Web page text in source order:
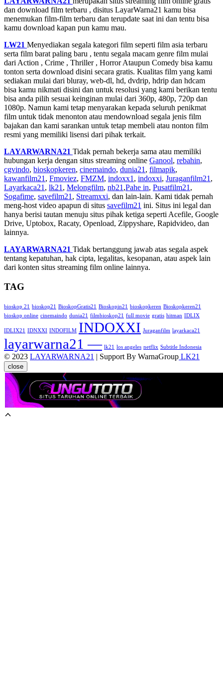
dan download film terbaru , disitus LayarWarna21 kamu bisa
menemukan film-film terbaru dan terupdate saat ini dan tentu bisa
kamu download kapan pun kamu mau.
LW21 Menyediakan segala kategori film seperti film asia terbaru
serta film barat paling baru , tentu segala macam genre film mulai
dari Action , Crime , Thriller , Horror Ataupun Comedy bisa kamu
tonton serta download disini secara gratis. Kualitas film yang kami
sediakan mulai dari bluray, web-dl, hd, dvdrip, hdrip dan hdcam
bisa kamu nikmati disini dan untuk resolusi yang kami berikan tentu
bisa anda pilih sesuai keinginan mulai dari 360p, 480p, 720p dan
1080p. Namun kami tetap menyarakan kepada seluruh penikmat
film untuk tidak menonton atau mendownload segala jenis film
bajakan dan kami sarankan untuk tetap membeli atau nonton film
resmi yang memiliki lisensi dari pihak terkait.
LAYARWARNA21 Tidak pernah bekerja sama atau memiliki
hubungan kerja dengan situs streaming online Ganool, rebahin,
cgvindo, bioskopkeren, cinemaindo, dunia21 , filmapik,
kawanfilm21 , Fmoviez, FMZM, indoxx1 , indoxxi, Juraganfilm21 ,
Layarkaca21 , lk21 , Melongfilm, nb21 ,Pahe in, Pusatfilm21 ,
Sogafime, savefilm21 , Streamxxi, dan lain-lain. Kami tidak pernah
meng-host video apapun di situs savefilm21 ini. Situs ini legal dan
hanya berisi tautan menuju situs pihak ketiga seperti Acefile, Google
Drive, Uptobox, Racaty, Openload, Zippyshare, Rapidvideo, dan
lainnya.
LAYARWARNA21 Tidak bertanggung jawab atas segala aspek
tentang kepatuhan, hak cipta, legalitas, kesopanan, atau aspek lain
dari konten situs streaming film online lainnya.
TAG
bioskop 21 bioskop21 BioskopGratis21 Bioskopin21 bioskopkeren Bioskopkeren21
bioskop online cinemaindo dunia21 filmbioskop21 full movie gratis hitman IDLIX
IDLIX21 IDNXXI INDOFILM INDOXXI Juraganfilm layarkaca21
layarwarna21 — lk21 los angeles netflix Subtitle Indonesia
© 2023 LAYARWARNA21 | Support By WarnaGroup LK21
close